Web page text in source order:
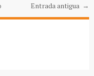
Entrada antigua →